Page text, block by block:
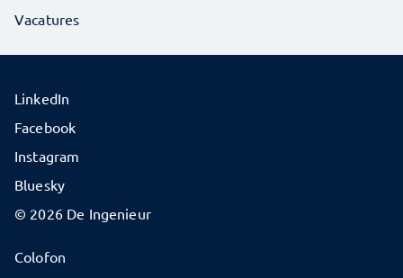
Vacatures
© 2026 De Ingenieur
Colofon
LinkedIn
Facebook
Instagram
Bluesky